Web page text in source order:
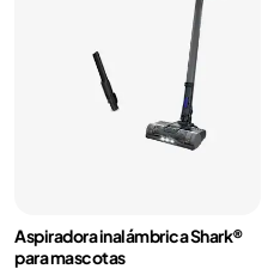
Aspiradora inalámbrica Shark®
para mascotas